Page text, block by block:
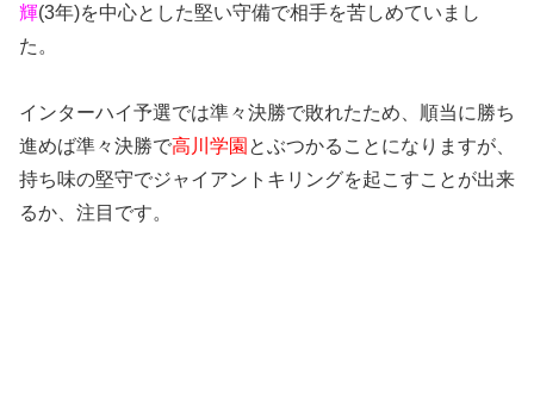
輝(3年)を中心とした堅い守備で相手を苦しめていまし
た。
インターハイ予選では準々決勝で敗れたため、順当に勝ち
進めば準々決勝で高川学園 とぶつかることになりますが、
持ち味の堅守でジャイアントキリングを起こすことが出来
るか、注目です。